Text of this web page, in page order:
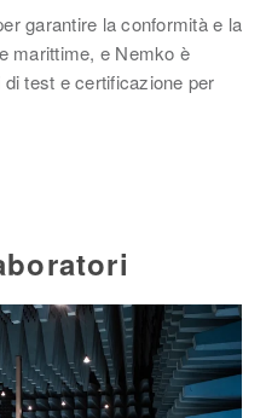
garantire la conformità e la
marittime, e Nemko è
test e certificazione per